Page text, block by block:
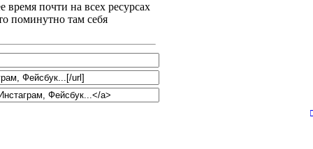
почти на всех ресурсах
поминутно там себя